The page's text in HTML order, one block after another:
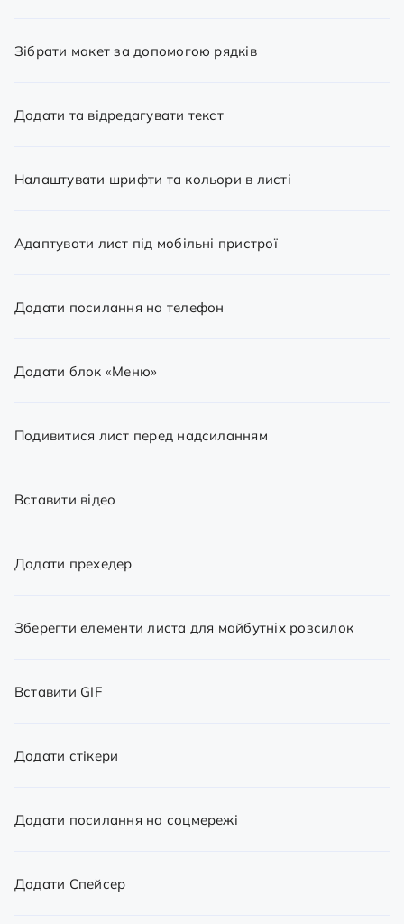
Зібрати макет за допомогою рядків
Додати та відредагувати текст
Налаштувати шрифти та кольори в листі
Адаптувати лист під мобільні пристрої
Додати посилання на телефон
Додати блок «Меню»
Подивитися лист перед надсиланням
Вставити відео
Додати прехедер
Зберегти елементи листа для майбутніх розсилок
Вставити GIF
Додати стікери
Додати посилання на соцмережі
Додати Спейсер